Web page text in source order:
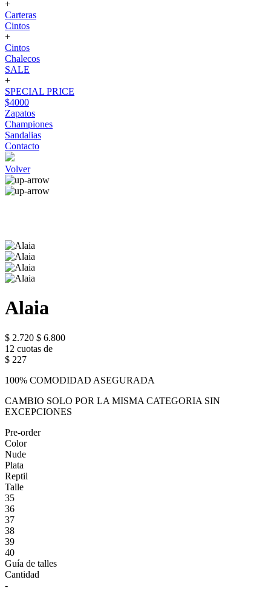
+
Carteras
Cintos
+
Cintos
Chalecos
SALE
+
SPECIAL PRICE
$4000
Zapatos
Championes
Sandalias
Contacto
Volver
Alaia
$ 2.720 $ 6.800
12 cuotas de
$ 227
100% COMODIDAD ASEGURADA
CAMBIO SOLO POR LA MISMA CATEGORIA SIN
EXCEPCIONES
Pre-order
Color
Nude
Plata
Reptil
Talle
35
36
37
38
39
40
Guía de talles
Cantidad
-